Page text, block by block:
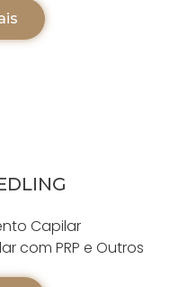
Capilar
com PRP e Outros